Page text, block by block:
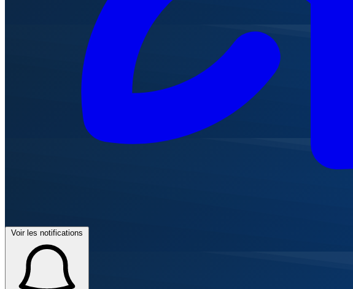
Voir les notifications